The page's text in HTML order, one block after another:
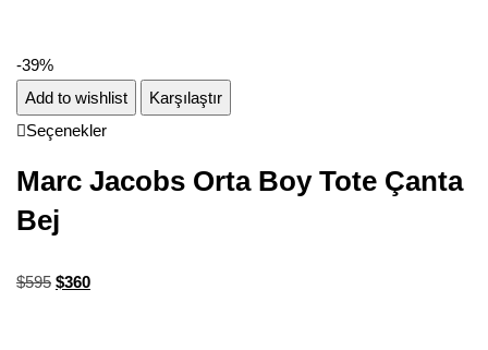
-39%
Add to wishlist
Karşılaştır
Seçenekler
Marc Jacobs Orta Boy Tote Çanta
Bej
$595 $360